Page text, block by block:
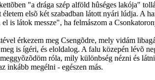
"a drága szép alföld hûséges lakója"
elsõ két szabadban látott nyári lúdja. A
is látok messze", ha felmászom a
érkezem meg Csengõdre, mely vidám
is ígéri, és eloldalog. A falu közepén lévõ
róla, mily különbség nézni és
inkább megélni - egészen más.